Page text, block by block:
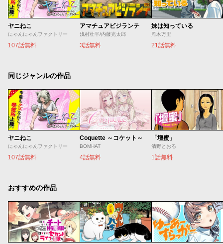
ヤニねこ
にゃんにゃんファクトリー
107話無料
アマチュアビジランテ
浅村壮平/内藤光太郎
3話無料
妹は知っている
雁木万里
21話無料
同じジャンルの作品
ヤニねこ
にゃんにゃんファクトリー
107話無料
Coquette ～コケット～
BOMHAT
4話無料
「壇蜜」
清野とおる
1話無料
おすすめの作品